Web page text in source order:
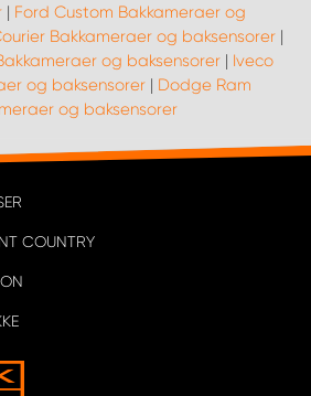
| Ford Custom Bakkameraer og
Bakkameraer og baksensorer |
og baksensorer | Iveco
og baksensorer | Dodge Ram
og baksensorer
COUNTRY